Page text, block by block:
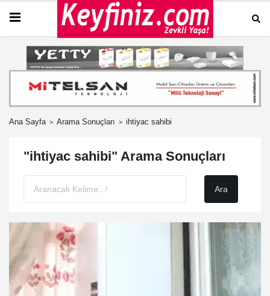
Ana Sayfa Arama Sonuçları ihtiyac sahibi
"ihtiyac sahibi" Arama Sonuçları